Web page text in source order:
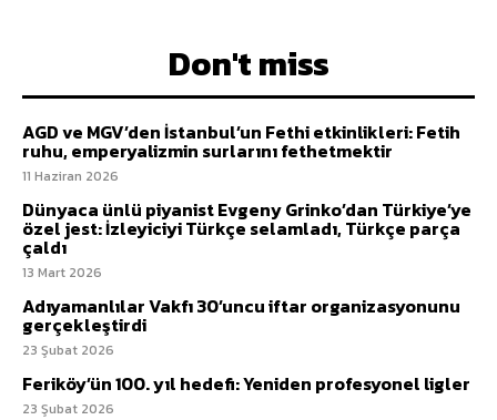
Don't miss
AGD ve MGV’den İstanbul’un Fethi etkinlikleri: Fetih
ruhu, emperyalizmin surlarını fethetmektir
11 Haziran 2026
Dünyaca ünlü piyanist Evgeny Grinko’dan Türkiye’ye
özel jest: İzleyiciyi Türkçe selamladı, Türkçe parça
çaldı
13 Mart 2026
Adıyamanlılar Vakfı 30’uncu iftar organizasyonunu
gerçekleştirdi
23 Şubat 2026
Feriköy’ün 100. yıl hedefi: Yeniden profesyonel ligler
23 Şubat 2026